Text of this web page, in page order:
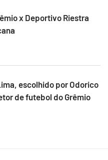
x Deportivo Riestra
escolhido por Odorico
de futebol do Grêmio